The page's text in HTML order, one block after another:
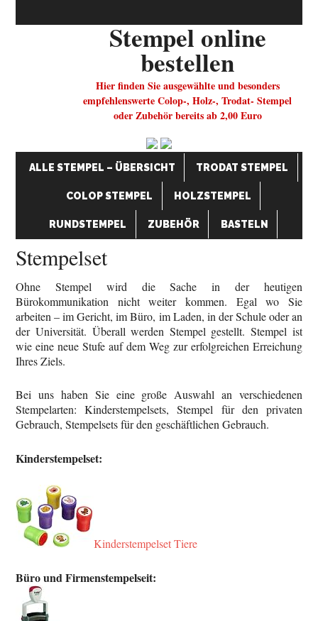
Stempel online
bestellen
Hier finden Sie ausgewählte und besonders
empfehlenswerte Colop-, Holz-, Trodat- Stempel
oder Zubehör bereits ab 2,00 Euro
ALLE STEMPEL – ÜBERSICHT TRODAT STEMPEL
COLOP STEMPEL HOLZSTEMPEL
RUNDSTEMPEL ZUBEHÖR BASTELN
Stempelset
Ohne Stempel wird die Sache in der heutigen
Bürokommunikation nicht weiter kommen. Egal wo Sie
arbeiten – im Gericht, im Büro, im Laden, in der Schule oder an
der Universität. Überall werden Stempel gestellt. Stempel ist
wie eine neue Stufe auf dem Weg zur erfolgreichen Erreichung
Ihres Ziels.
Bei uns haben Sie eine große Auswahl an verschiedenen
Stempelarten: Kinderstempelsets, Stempel für den privaten
Gebrauch, Stempelsets für den geschäftlichen Gebrauch.
Kinderstempelset:
Kinderstempelset Tiere
Büro und Firmenstempelseit: